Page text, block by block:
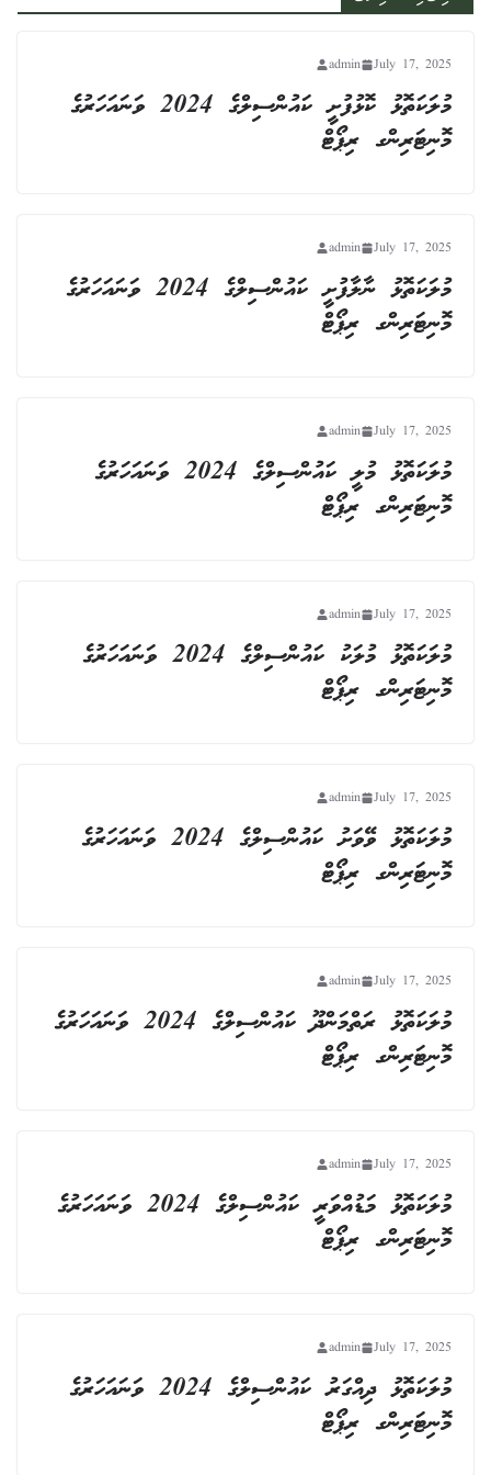
July 17, 2025
admin
މުލަކަތޮޅު ކޮޅުފުށީ ކައުންސިލްގެ 2024 ވަނައަހަރުގެ
މޮނިޓަރިންގ ރިޕޯޓް
July 17, 2025
admin
މުލަކަތޮޅު ނާލާފުށީ ކައުންސިލްގެ 2024 ވަނައަހަރުގެ
މޮނިޓަރިންގ ރިޕޯޓް
July 17, 2025
admin
މުލަކަތޮޅު މުލީ ކައުންސިލްގެ 2024 ވަނައަހަރުގެ
މޮނިޓަރިންގ ރިޕޯޓް
July 17, 2025
admin
މުލަކަތޮޅު މުލަކު ކައުންސިލްގެ 2024 ވަނައަހަރުގެ
މޮނިޓަރިންގ ރިޕޯޓް
July 17, 2025
admin
މުލަކަތޮޅު ވޭވަށު ކައުންސިލްގެ 2024 ވަނައަހަރުގެ
މޮނިޓަރިންގ ރިޕޯޓް
July 17, 2025
admin
މުލަކަތޮޅު ރަތްމަންދޫ ކައުންސިލްގެ 2024 ވަނައަހަރުގެ
މޮނިޓަރިންގ ރިޕޯޓް
July 17, 2025
admin
މުލަކަތޮޅު މަޑުއްވަރީ ކައުންސިލްގެ 2024 ވަނައަހަރުގެ
މޮނިޓަރިންގ ރިޕޯޓް
July 17, 2025
admin
މުލަކަތޮޅު ދިއްގަރު ކައުންސިލްގެ 2024 ވަނައަހަރުގެ
މޮނިޓަރިންގ ރިޕޯޓް